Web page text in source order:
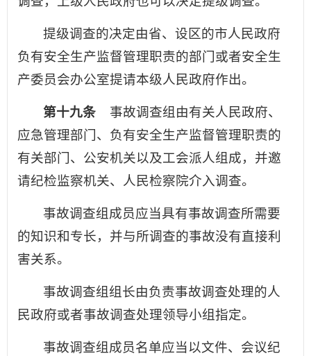
提级调查的决定由省、设区的市人民政府
负有安全生产监督管理职责的部门或者安全生
产委员会办公室提请本级人民政府作出。
第十九条 事故调查组由有关人民政府、
应急管理部门、负有安全生产监督管理职责的
有关部门、公安机关以及工会派人组成，并邀
请纪检监察机关、人民检察院介入调查。
事故调查组成员应当具有事故调查所需要
的知识和专长，并与所调查的事故没有直接利
害关系。
事故调查组组长由负责事故调查处理的人
民政府或者事故调查处理领导小组指定。
事故调查组成员名单应当以文件、会议纪